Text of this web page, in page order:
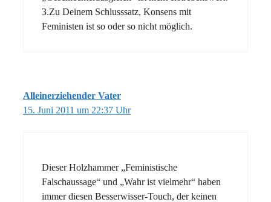
3.Zu Deinem Schlusssatz, Konsens mit
Feministen ist so oder so nicht möglich.
Alleinerziehender Vater
15. Juni 2011 um 22:37 Uhr
Dieser Holzhammer „Feministische
Falschaussage“ und „Wahr ist vielmehr“ haben
immer diesen Besserwisser-Touch, der keinen